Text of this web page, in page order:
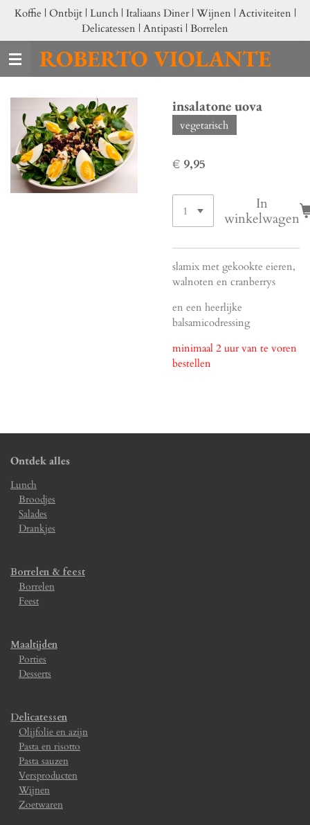
Ga
naar
de
hoofdinhoud
ROBERTO VIOLANTE
Koffie | Ontbijt | Lunch | Italiaans Diner | Wijnen | Activiteiten |
Delicatessen | Antipasti | Borrelen
insalatone uova
vegetarisch
€ 9,95
In
winkelwagen
slamix met gekookte eieren,
walnoten en cranberrys
en een heerlijke
balsamicodressing
minimaal 2 uur van te voren
bestellen
Ontdek alles
Lunch
Broodjes
Salades
Drankjes
Borrelen & feest
Borrelen
Feest
Maaltijden
Porties
Desserts
Delicatessen
Olijfolie en azijn
Pasta en risotto
Pasta sauzen
Versproducten
Wijnen
Zoetwaren